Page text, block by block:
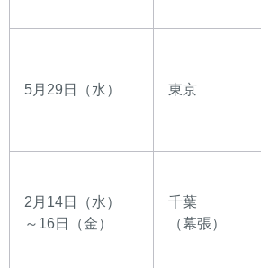
5月29日（水） 東京
2月14日（水）
～16日（金）
千葉
（幕張）